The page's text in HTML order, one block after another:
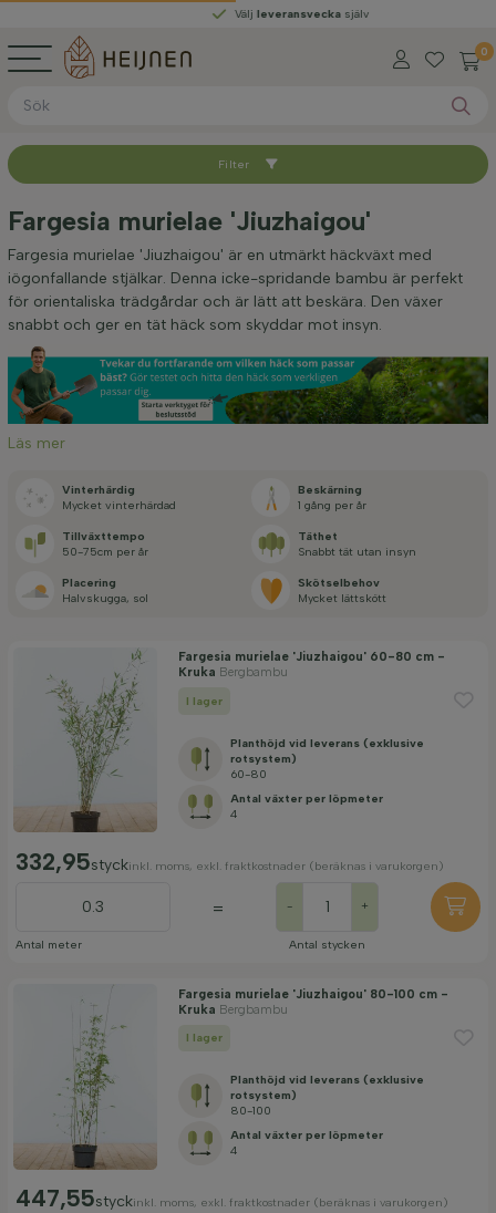
Väljleveransveckasjälv
0
Sortera med
Höjd vid leverans (cm)
Bredd vid leverans (cm)
Placering
Tillämpning
Filter
Fargesia murielae 'Jiuzhaigou'
Fargesia murielae 'Jiuzhaigou' är en utmärkt häckväxt med
iögonfallande stjälkar. Denna icke-spridande bambu är perfekt
för orientaliska trädgårdar och är lätt att beskära. Den växer
snabbt och ger en tät häck som skyddar mot insyn.
Läs mer
Vinterhärdig
Mycket vinterhärdad
Beskärning
1 gång per år
Tillväxt­tempo
50-75cm per år
Täthet
Snabbt tät utan insyn
Placering
Halvskugga, sol
Skötselbehov
Mycket lättskött
Fargesia murielae 'Jiuzhaigou' 60-80 cm -
Kruka Bergbambu
I lager
Planthöjd vid leverans (exklusive
rotsystem)
60-80
Antal växter per löpmeter
4
332,95styckinkl. moms, exkl. fraktkostnader (beräknas i varukorgen)
Antal meter
= - +
Antal stycken
Fargesia murielae 'Jiuzhaigou' 80-100 cm -
Kruka Bergbambu
I lager
Planthöjd vid leverans (exklusive
rotsystem)
80-100
Antal växter per löpmeter
4
447,55styckinkl. moms, exkl. fraktkostnader (beräknas i varukorgen)